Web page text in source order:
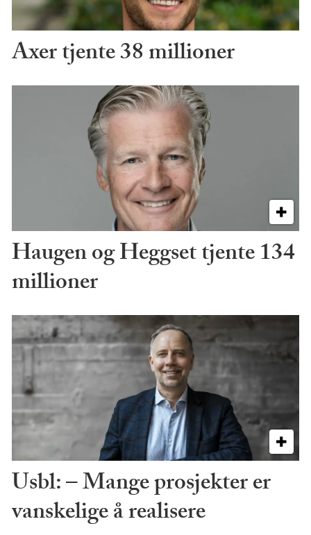
Axer tjente 38 millioner
Haugen og Heggset tjente 134
millioner
Usbl: – Mange prosjekter er
vanskelige å realisere